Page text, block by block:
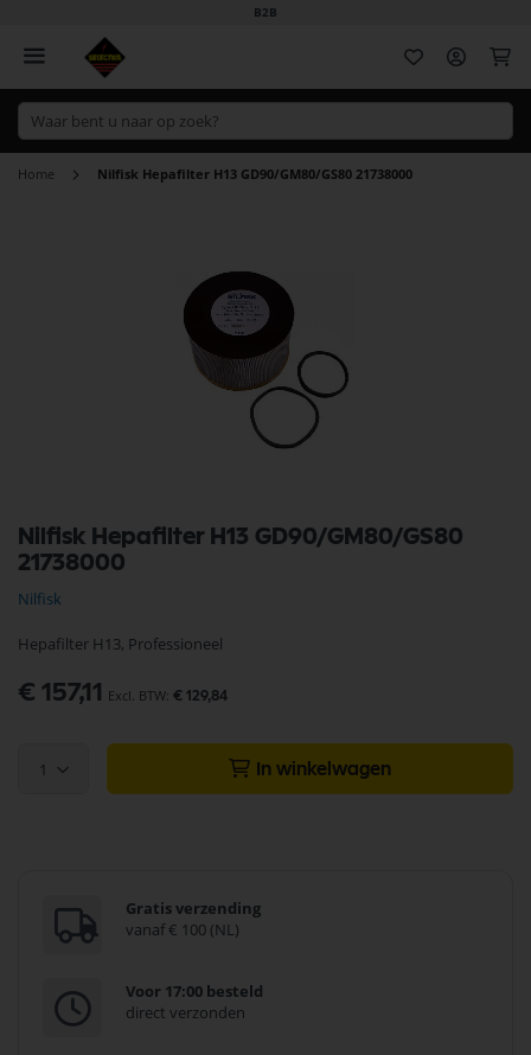
B2B
Home Nilfisk Hepafilter H13 GD90/GM80/GS80 21738000
Nilfisk Hepafilter H13 GD90/GM80/GS80
21738000
Nilfisk
Hepafilter H13, Professioneel
€ 157,11 € 129,84
1 In winkelwagen
Gratis verzending
vanaf € 100 (NL)
Voor 17:00 besteld
direct verzonden
naar
het
van
afbeeldingen-